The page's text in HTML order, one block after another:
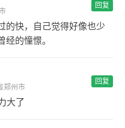
回复
的快，自己觉得好像也少
经的憧憬。
郑州市
回复
大了